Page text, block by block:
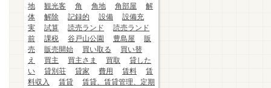
地
観光客 角 角地 角部屋
解
体
解除 記録的 設備
設備充
実
試算 読売ランド
読売ランド
前
課税 谷戸山公園 豊島屋
販
売
販売開始 買い取る
買い替
え
買主 買主さま 買取
貸した
い
貸別荘 貸家 費用 賃料
賃
料収入
賃貸
賃貸、賃貸管理、定期